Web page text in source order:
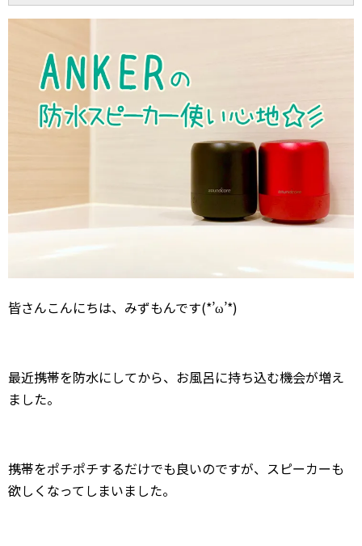
皆さんこんにちは、みずもんです(*’ω’*)
最近携帯を防水にしてから、お風呂に持ち込む機会が増え
ました。
携帯をポチポチするだけでも良いのですが、スピーカーも
欲しくなってしまいました。